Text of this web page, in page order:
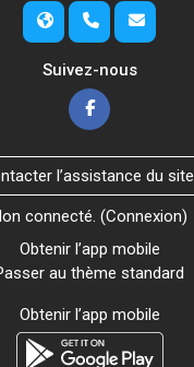
Suivez-nous
l’assistance du site
connecté. (Connexion)
Obtenir l’app mobile
au thème standard
Obtenir l’app mobile